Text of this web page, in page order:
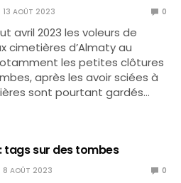
13 AOÛT 2023 0
avril 2023 les voleurs de
cimetières d’Almaty au
les petites clôtures
après les avoir sciées à
sont pourtant gardés…
tags sur des tombes
8 AOÛT 2023 0